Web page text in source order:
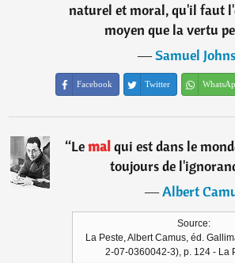
naturel et moral, qu'il faut
moyen que la vertu
―Samuel
Facebook Twitter
“Lemalqui est dans le
toujours de
―Albert
Source:
La Peste, Albert Camus, éd.
2-07-0360042-3), p. 124 - La